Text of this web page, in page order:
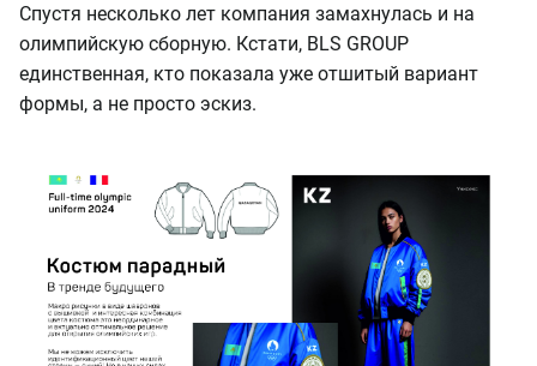
Спустя несколько лет компания замахнулась и на
олимпийскую сборную. Кстати, BLS GROUP
единственная, кто показала уже отшитый вариант
формы, а не просто эскиз.